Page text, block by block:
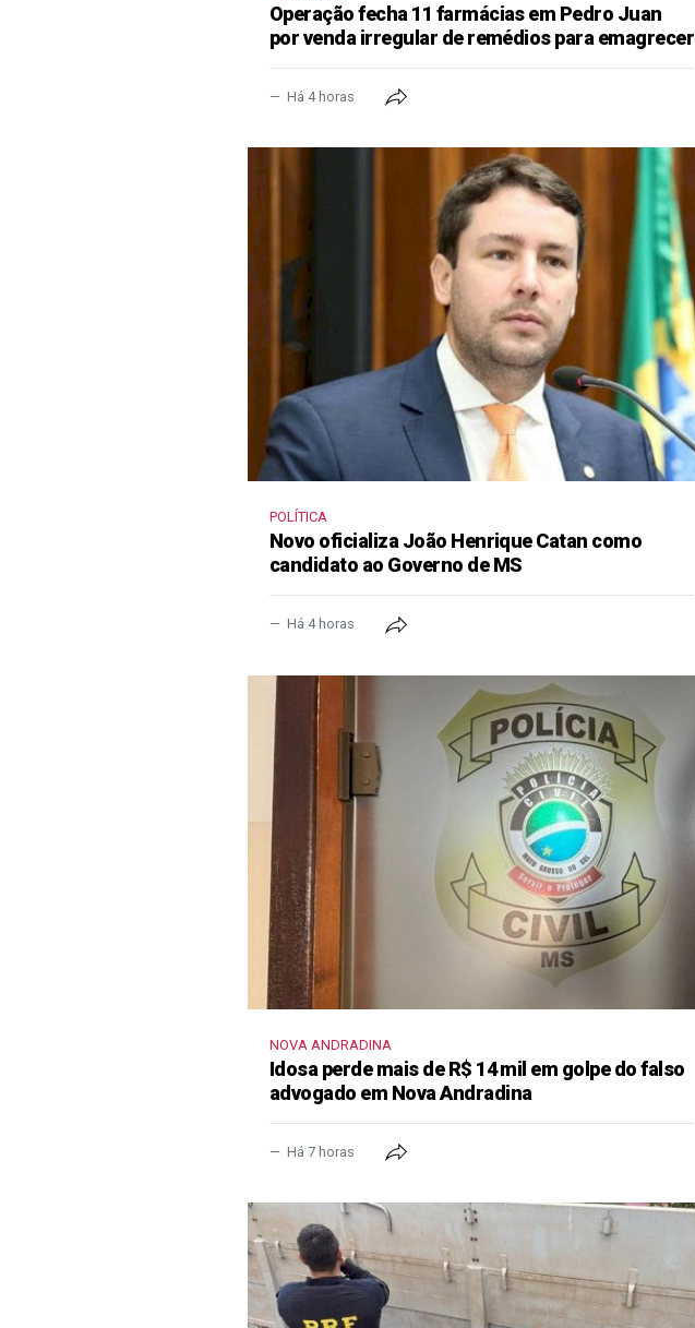
Operação fecha 11 farmácias em Pedro Juan
por venda irregular de remédios para emagrecer
Há 4 horas
POLÍTICA
Novo oficializa João Henrique Catan como
candidato ao Governo de MS
Há 4 horas
NOVA ANDRADINA
Idosa perde mais de R$ 14 mil em golpe do falso
advogado em Nova Andradina
Há 7 horas